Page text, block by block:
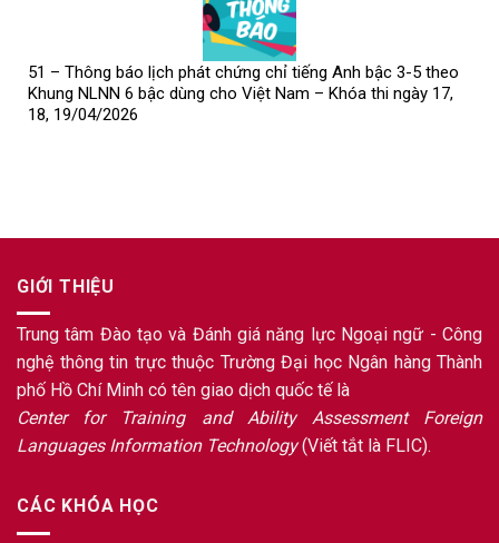
51 – Thông báo lịch phát chứng chỉ tiếng Anh bậc 3-5 theo
Khung NLNN 6 bậc dùng cho Việt Nam – Khóa thi ngày 17,
18, 19/04/2026
GIỚI THIỆU
Trung tâm Đào tạo và Đánh giá năng lực Ngoại ngữ - Công
nghệ thông tin trực thuộc Trường Đại học Ngân hàng Thành
phố Hồ Chí Minh có tên giao dịch quốc tế là
Center for Training and Ability Assessment Foreign
Languages Information Technology(Viết tắt là FLIC).
CÁC KHÓA HỌC